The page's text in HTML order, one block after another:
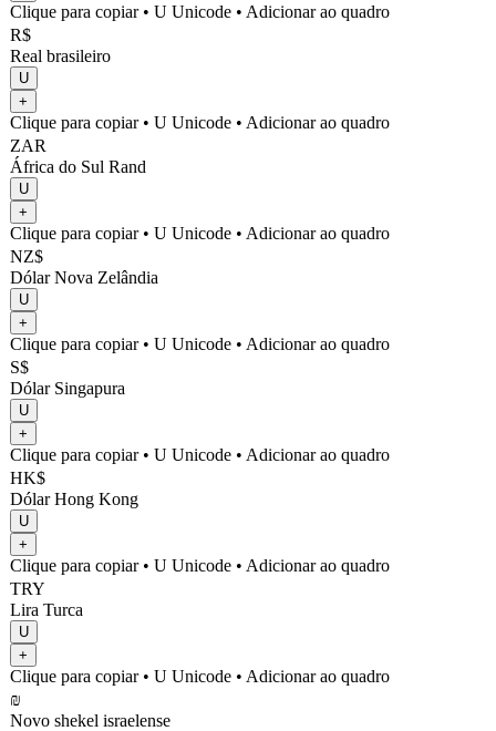
Clique para copiar• U Unicode • Adicionar ao quadro
R$
Real brasileiro
U
+
Clique para copiar• U Unicode • Adicionar ao quadro
ZAR
África do Sul Rand
U
+
Clique para copiar• U Unicode • Adicionar ao quadro
NZ$
Dólar Nova Zelândia
U
+
Clique para copiar• U Unicode • Adicionar ao quadro
S$
Dólar Singapura
U
+
Clique para copiar• U Unicode • Adicionar ao quadro
HK$
Dólar Hong Kong
U
+
Clique para copiar• U Unicode • Adicionar ao quadro
TRY
Lira Turca
U
+
Clique para copiar• U Unicode • Adicionar ao quadro
₪
Novo shekel israelense